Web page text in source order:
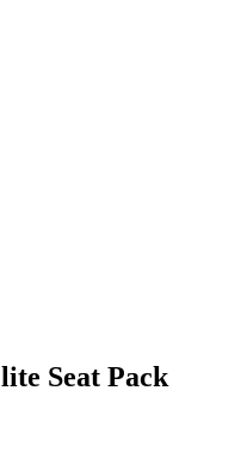
Seat Pack